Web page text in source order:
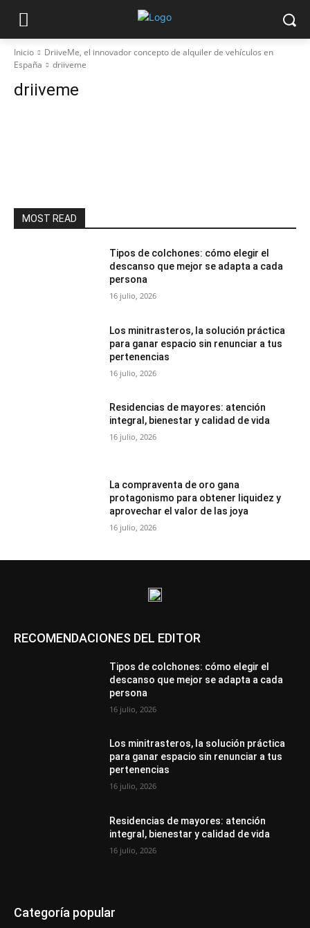
Inicio
DriiveMe, el innovador concepto de alquiler de vehículos en
España
driiveme
driiveme
MOST READ
Tipos de colchones: cómo elegir el
descanso que mejor se adapta a cada
persona
16 julio, 2026
Los minitrasteros, la solución práctica
para ganar espacio sin renunciar a tus
pertenencias
16 julio, 2026
Residencias de mayores: atención
integral, bienestar y calidad de vida
16 julio, 2026
La compraventa de oro gana
protagonismo para obtener liquidez y
aprovechar el valor de las joya
16 julio, 2026
RECOMENDACIONES DEL EDITOR
Tipos de colchones: cómo elegir el
descanso que mejor se adapta a cada
persona
16 julio, 2026
Los minitrasteros, la solución práctica
para ganar espacio sin renunciar a tus
pertenencias
16 julio, 2026
Residencias de mayores: atención
integral, bienestar y calidad de vida
16 julio, 2026
Categoría popular